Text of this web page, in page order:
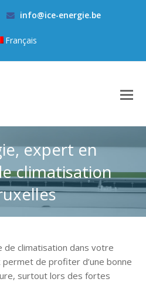
info@ice-energie.be
Français
expert en
climatisation
de climatisation dans votre
de profiter d’une bonne
surtout lors des fortes